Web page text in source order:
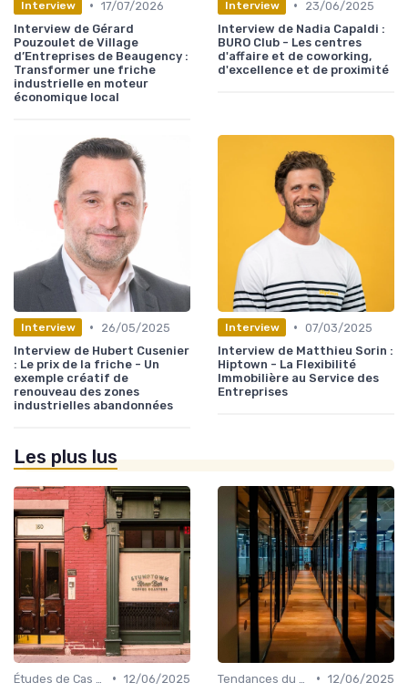
Interview • 17/07/2026
Interview de Gérard
Pouzoulet de Village
d’Entreprises de Beaugency :
Transformer une friche
industrielle en moteur
économique local
Interview •
23/06/2025
Interview de Nadia Capaldi :
BURO Club - Les centres
d'affaire et de coworking,
d'excellence et de proximité
Interview •
26/05/2025
Interview de Hubert Cusenier
: Le prix de la friche - Un
exemple créatif de
renouveau des zones
industrielles abandonnées
Interview • 07/03/2025
Interview de Matthieu Sorin :
Hiptown - La Flexibilité
Immobilière au Service des
Entreprises
Les plus lus
• 12/06/2025
• 12/06/2025